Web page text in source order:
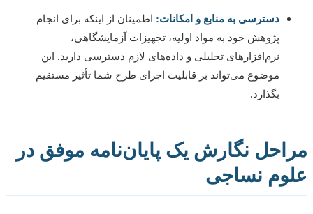
دسترسی به منابع و امکانات:اطمینان از اینکه برای انجام
پژوهش خود به مواد اولیه، تجهیزات آزمایشگاهی،
نرم‌افزارهای تحلیلی و داده‌های لازم دسترسی دارید. این
موضوع می‌تواند بر قابلیت اجرای طرح شما تأثیر مستقیم
بگذارد.
نگارش یک پایان‌نامه موفق در
نساجی